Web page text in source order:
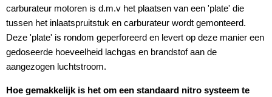
carburateur motoren is d.m.v het plaatsen van een 'plate' die
tussen het inlaatspruitstuk en carburateur wordt gemonteerd.
Deze 'plate' is rondom geperforeerd en levert op deze manier een
gedoseerde hoeveelheid lachgas en brandstof aan de
aangezogen luchtstroom.
Hoe gemakkelijk is het om een standaard nitro systeem te